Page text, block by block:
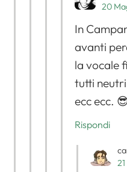
20
In
avanti
la vocale
tutti
ecc ecc.
Rispondi